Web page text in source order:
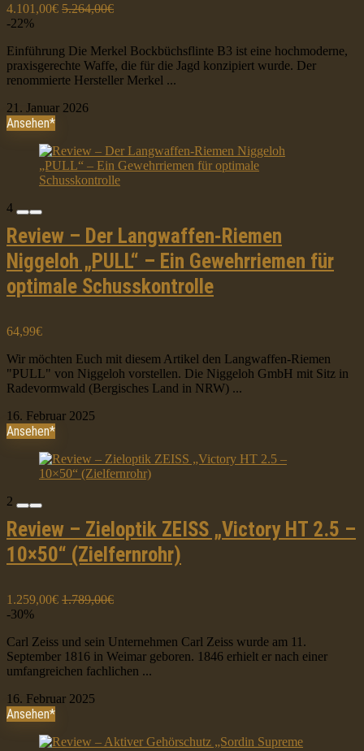
4.101,00€ 5.264,00€
-22%
Einführung Die Merkel Bockbüchsflinte B3 ist eine hochmoderne,
praxisgerechte Waffe, die für die Jagd konzipiert wurde. Der
renommierte Hersteller Merkel ...
21. Januar 2026
Ansehen*
4
Review – Der Langwaffen-Riemen
Niggeloh „PULL“ – Ein Gewehrriemen für
optimale Schusskontrolle
64,99€
Wir möchten Euch mit diesem Artikel den Langwaffen-Riemen
"PULL" von Niggeloh vorstellen. Die Niggeloh GmbH mit Sitz in
Radevormwald (Bergisches Land in NRW) ...
16. Februar 2025
Ansehen*
2
Review – Zieloptik ZEISS „Victory HT 2.5 –
10×50“ (Zielfernrohr)
1.259,00€ 1.789,00€
-30%
Carl Zeiss und sein Unternehmen Carl Zeiss wurde am 11.
September 1816 in Weimar geboren. 1846 erhielt er nach einer
umfangreichen fachlichen ...
16. Februar 2025
Ansehen*